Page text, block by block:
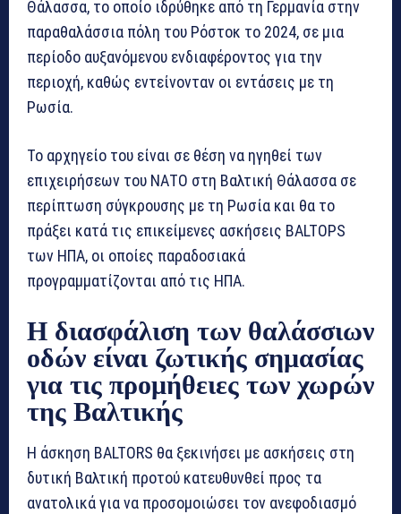
Θάλασσα, το οποίο ιδρύθηκε από τη Γερμανία στην
παραθαλάσσια πόλη του Ρόστοκ το 2024, σε μια
περίοδο αυξανόμενου ενδιαφέροντος για την
περιοχή, καθώς εντείνονταν οι εντάσεις με τη
Ρωσία.
Το αρχηγείο του είναι σε θέση να ηγηθεί των
επιχειρήσεων του ΝΑΤΟ στη Βαλτική Θάλασσα σε
περίπτωση σύγκρουσης με τη Ρωσία και θα το
πράξει κατά τις επικείμενες ασκήσεις BALTOPS
των ΗΠΑ, οι οποίες παραδοσιακά
προγραμματίζονται από τις ΗΠΑ.
Η διασφάλιση των θαλάσσιων
οδών είναι ζωτικής σημασίας
για τις προμήθειες των χωρών
της Βαλτικής
Η άσκηση BALTORS θα ξεκινήσει με ασκήσεις στη
δυτική Βαλτική προτού κατευθυνθεί προς τα
ανατολικά για να προσομοιώσει τον ανεφοδιασμό